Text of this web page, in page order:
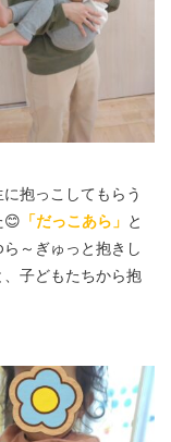
抱っこしてもらう
😊 「だっこあら」 と
～ぎゅっと抱きし
子どもたちから抱